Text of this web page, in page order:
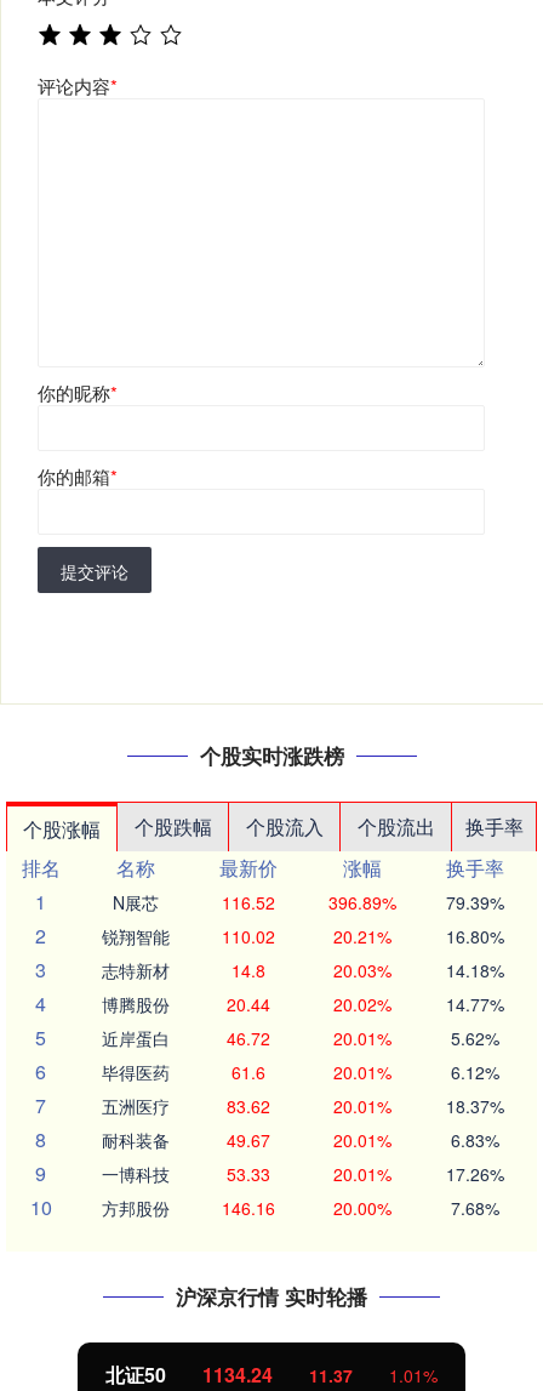
评论内容*
你的昵称*
你的邮箱*
提交评论
个股实时涨跌榜
个股涨幅 个股跌幅 个股流入 个股流出
换手率
排名
名称 最新价 涨幅
换手率
1
N展芯 116.52 396.89% 79.39%
2 锐翔智能 110.02 20.21% 16.80%
3 志特新材 14.8 20.03% 14.18%
4 博腾股份 20.44 20.02% 14.77%
5 近岸蛋白 46.72 20.01% 5.62%
6 毕得医药 61.6 20.01% 6.12%
7 五洲医疗 83.62 20.01% 18.37%
8 耐科装备 49.67 20.01% 6.83%
9 一博科技 53.33 20.01% 17.26%
10 方邦股份 146.16 20.00% 7.68%
沪深京行情 实时轮播
北证50 1134.24 11.37 1.01%